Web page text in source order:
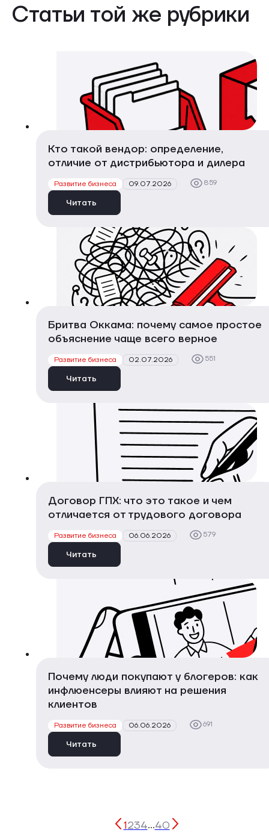
Статьи той же рубрики
Кто такой вендор: определение,
отличие от дистрибьютора и дилера
Развитие бизнеса 09.07.2026 859
Читать
Бритва Оккама: почему самое простое
объяснение чаще всего верное
Развитие бизнеса 02.07.2026 551
Читать
Договор ГПХ: что это такое и чем
отличается от трудового договора
Развитие бизнеса 06.06.2026 579
Читать
Почему люди покупают у блогеров: как
инфлюенсеры влияют на решения
клиентов
Развитие бизнеса 06.06.2026 691
Читать
1234...40